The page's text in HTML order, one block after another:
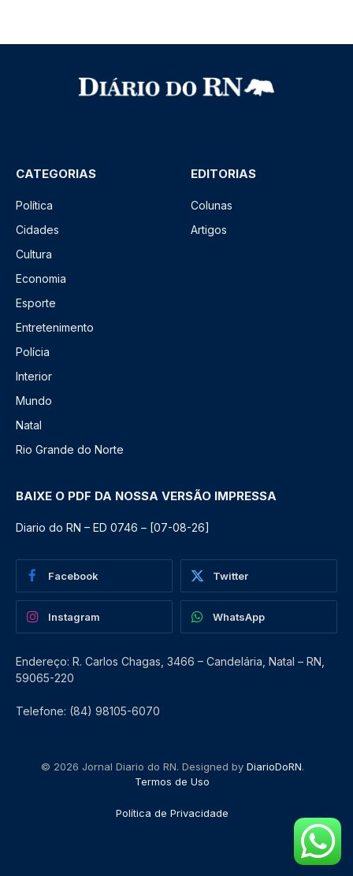
CATEGORIAS
Política
Cidades
Cultura
Economia
Esporte
Entretenimento
Polícia
Interior
Mundo
Natal
Rio Grande do Norte
EDITORIAS
Colunas
Artigos
BAIXE O PDF DA NOSSA VERSÃO IMPRESSA
Diario do RN – ED 0746 – [07-08-26]
Facebook Twitter
Instagram WhatsApp
Endereço: R. Carlos Chagas, 3466 – Candelária, Natal – RN,
59065-220
Telefone: (84) 98105-6070
© 2026 Jornal Diario do RN. Designed by DiarioDoRN.
Termos de Uso
Política de Privacidade